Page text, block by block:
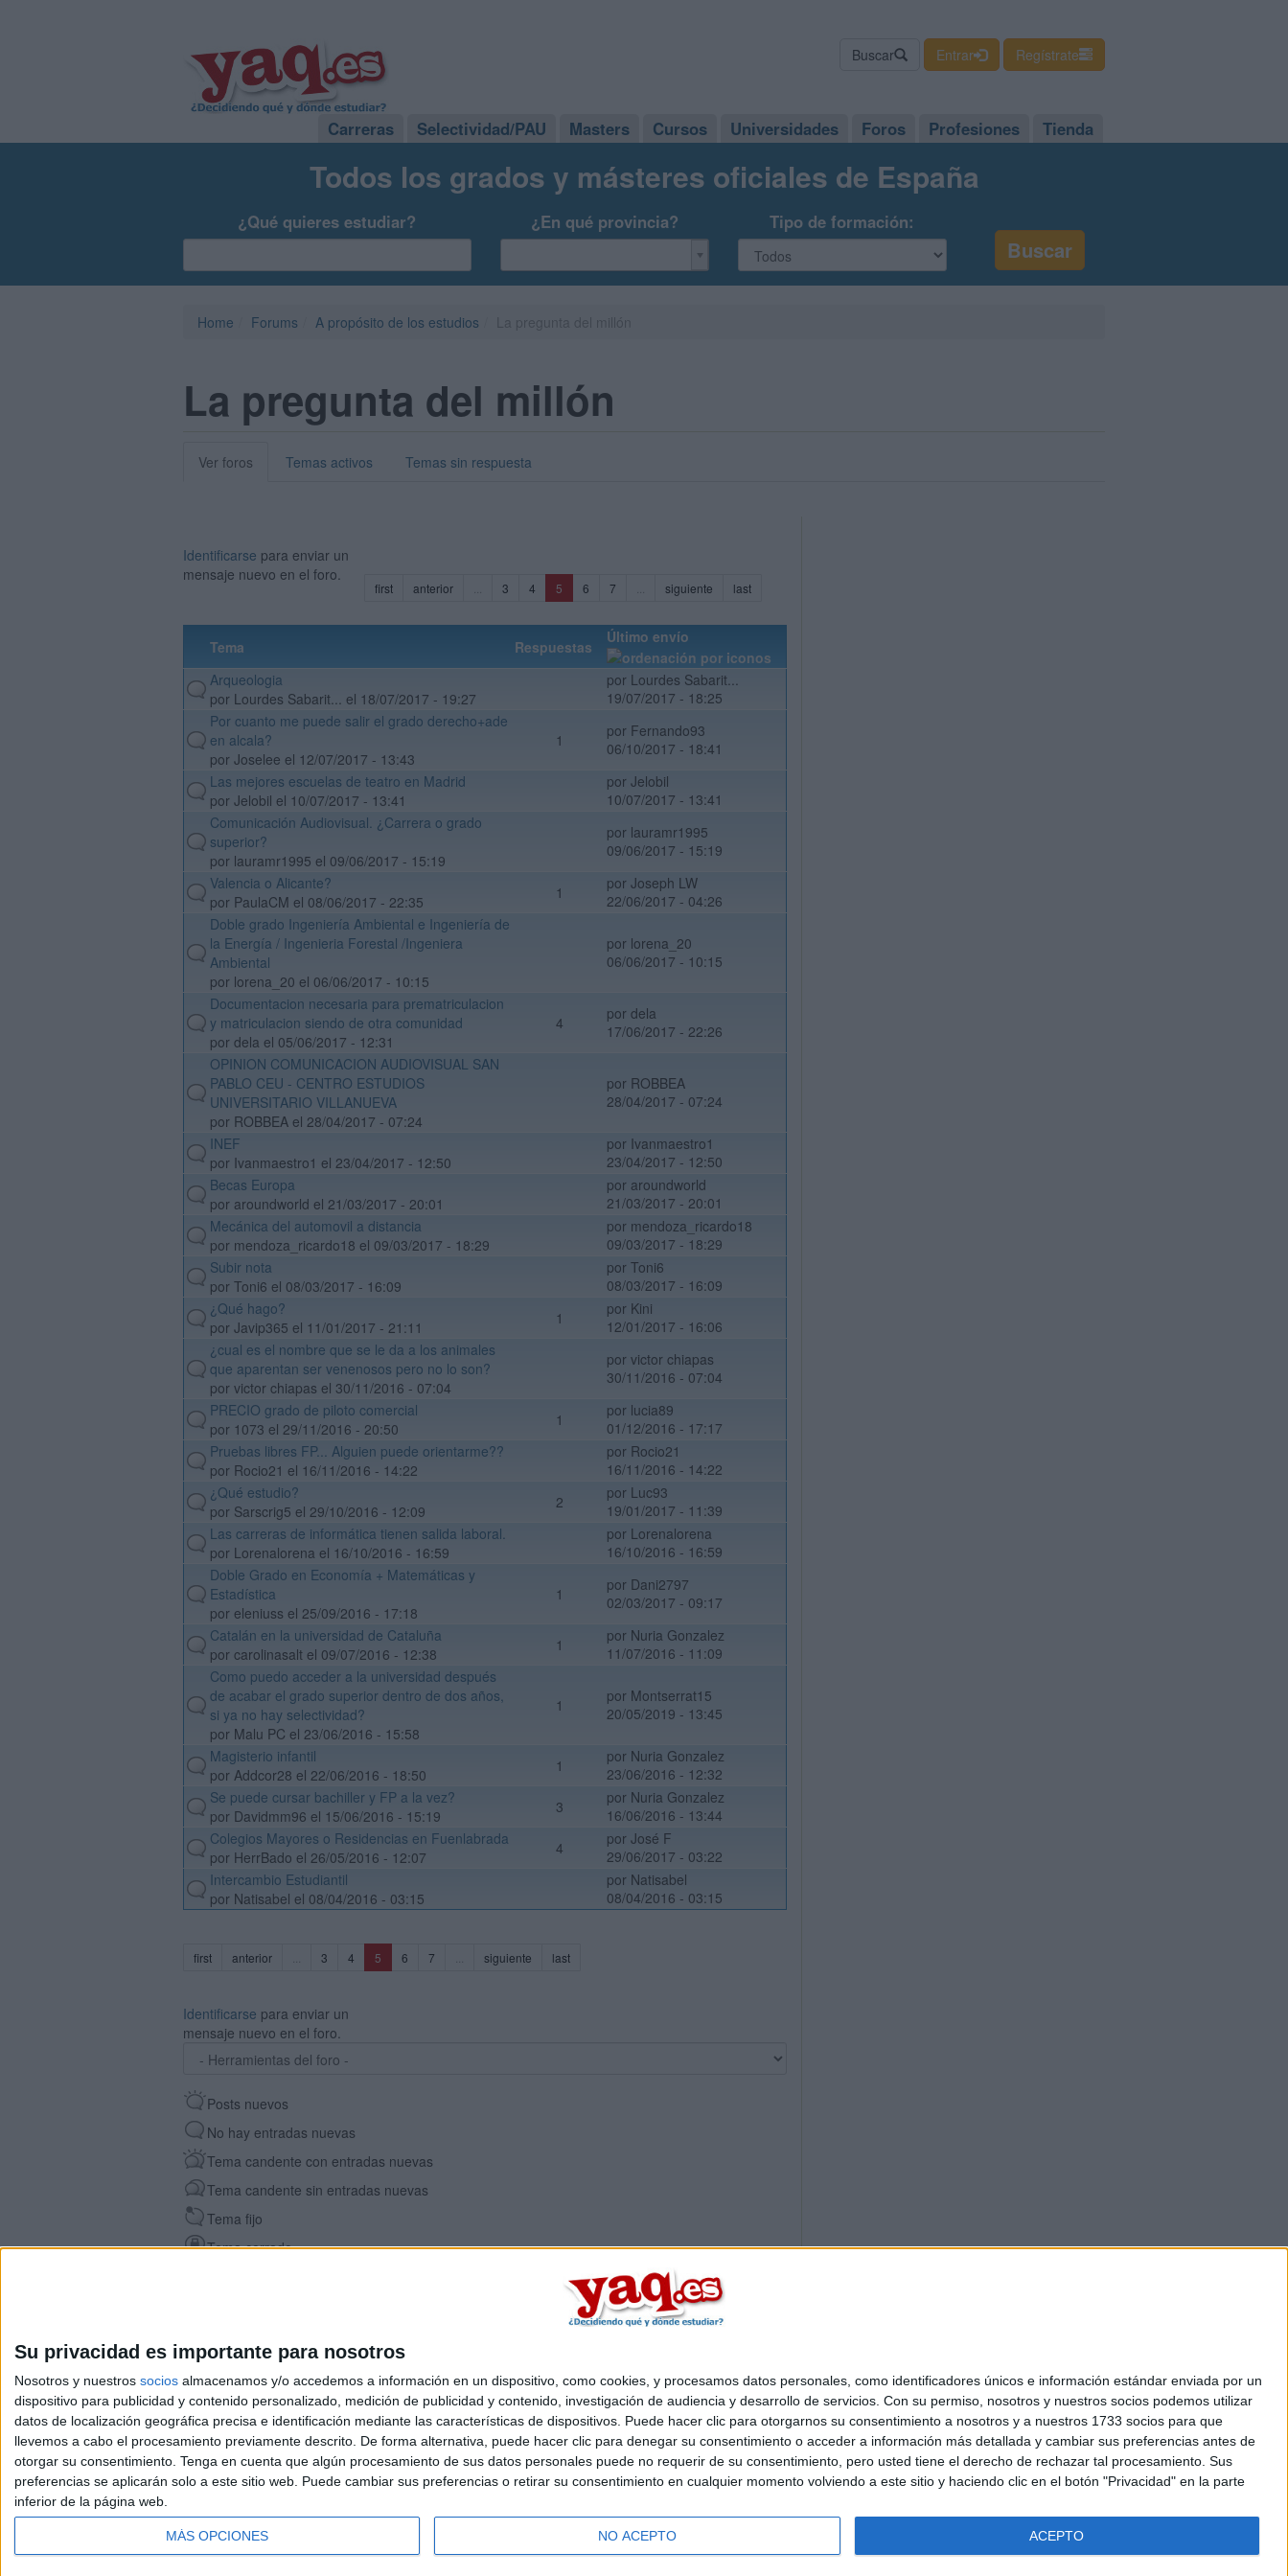
Su privacidad es importante para nosotros
Nosotros y nuestros socios almacenamos y/o accedemos a información en un dispositivo, como cookies, y procesamos datos personales, como identificadores únicos e información estándar enviada por un
dispositivo para publicidad y contenido personalizado, medición de publicidad y contenido, investigación de audiencia y desarrollo de servicios. Con su permiso, nosotros y nuestros socios podemos utilizar
datos de localización geográfica precisa e identificación mediante las características de dispositivos. Puede hacer clic para otorgarnos su consentimiento a nosotros y a nuestros 1733 socios para que
llevemos a cabo el procesamiento previamente descrito. De forma alternativa, puede hacer clic para denegar su consentimiento o acceder a información más detallada y cambiar sus preferencias antes de
otorgar su consentimiento. Tenga en cuenta que algún procesamiento de sus datos personales puede no requerir de su consentimiento, pero usted tiene el derecho de rechazar tal procesamiento. Sus
preferencias se aplicarán solo a este sitio web. Puede cambiar sus preferencias o retirar su consentimiento en cualquier momento volviendo a este sitio y haciendo clic en el botón "Privacidad" en la parte
inferior de la página web.
MÁS OPCIONES NO ACEPTO ACEPTO
Buscar Entrar Regístrate
Carreras Selectividad/PAU Masters Cursos Universidades Foros Profesiones Tienda
Todos los grados y másteres oficiales de España
¿Qué quieres estudiar? ¿En qué provincia? Tipo de formación:
Home Forums A propósito de los estudios
La pregunta del millón
Ver foros Temas activos Temas sin respuesta
Identificarse para enviar un
mensaje nuevo en el foro.
first anterior 3 4 5 (current)
6 7 siguiente last
Tema Respuestas
Último envío
default
Arqueologia
por Lourdes Sabarit... el 18/07/2017 - 19:27
por Lourdes Sabarit...
19/07/2017 - 18:25
default
Por cuanto me puede salir el grado derecho+ade
en alcala?
por Joselee el 12/07/2017 - 13:43
1
por Fernando93
06/10/2017 - 18:41
default
Las mejores escuelas de teatro en Madrid
por Jelobil el 10/07/2017 - 13:41
por Jelobil
10/07/2017 - 13:41
default
Comunicación Audiovisual. ¿Carrera o grado
superior?
por lauramr1995 el 09/06/2017 - 15:19
por lauramr1995
09/06/2017 - 15:19
default
Valencia o Alicante?
por PaulaCM el 08/06/2017 - 22:35
1
por Joseph LW
22/06/2017 - 04:26
default
Doble grado Ingeniería Ambiental e Ingeniería de
la Energía / Ingenieria Forestal /Ingeniera
Ambiental
por lorena_20 el 06/06/2017 - 10:15
por lorena_20
06/06/2017 - 10:15
default
Documentacion necesaria para prematriculacion
y matriculacion siendo de otra comunidad
por dela el 05/06/2017 - 12:31
4
por dela
17/06/2017 - 22:26
default
OPINION COMUNICACION AUDIOVISUAL SAN
PABLO CEU - CENTRO ESTUDIOS
UNIVERSITARIO VILLANUEVA
por ROBBEA el 28/04/2017 - 07:24
por ROBBEA
28/04/2017 - 07:24
default
INEF
por Ivanmaestro1 el 23/04/2017 - 12:50
por Ivanmaestro1
23/04/2017 - 12:50
default
Becas Europa
por aroundworld el 21/03/2017 - 20:01
por aroundworld
21/03/2017 - 20:01
default
Mecánica del automovil a distancia
por mendoza_ricardo18 el 09/03/2017 - 18:29
por mendoza_ricardo18
09/03/2017 - 18:29
default
Subir nota
por Toni6 el 08/03/2017 - 16:09
por Toni6
08/03/2017 - 16:09
default
¿Qué hago?
por Javip365 el 11/01/2017 - 21:11
1
por Kini
12/01/2017 - 16:06
default
¿cual es el nombre que se le da a los animales
que aparentan ser venenosos pero no lo son?
por victor chiapas el 30/11/2016 - 07:04
por victor chiapas
30/11/2016 - 07:04
default
PRECIO grado de piloto comercial
por 1073 el 29/11/2016 - 20:50
1
por lucia89
01/12/2016 - 17:17
default
Pruebas libres FP... Alguien puede orientarme??
por Rocio21 el 16/11/2016 - 14:22
por Rocio21
16/11/2016 - 14:22
default
¿Qué estudio?
por Sarscrig5 el 29/10/2016 - 12:09
2
por Luc93
19/01/2017 - 11:39
default
Las carreras de informática tienen salida laboral.
por Lorenalorena el 16/10/2016 - 16:59
por Lorenalorena
16/10/2016 - 16:59
default
Doble Grado en Economía + Matemáticas y
Estadística
por eleniuss el 25/09/2016 - 17:18
1
por Dani2797
02/03/2017 - 09:17
default
Catalán en la universidad de Cataluña
por carolinasalt el 09/07/2016 - 12:38
1
por Nuria Gonzalez
11/07/2016 - 11:09
default
Como puedo acceder a la universidad después
de acabar el grado superior dentro de dos años,
si ya no hay selectividad?
por Malu PC el 23/06/2016 - 15:58
1
por Montserrat15
20/05/2019 - 13:45
default
Magisterio infantil
por Addcor28 el 22/06/2016 - 18:50
1
por Nuria Gonzalez
23/06/2016 - 12:32
default
Se puede cursar bachiller y FP a la vez?
por Davidmm96 el 15/06/2016 - 15:19
3
por Nuria Gonzalez
16/06/2016 - 13:44
default
Colegios Mayores o Residencias en Fuenlabrada
por HerrBado el 26/05/2016 - 12:07
4
por José F
29/06/2017 - 03:22
default
Intercambio Estudiantil
por Natisabel el 08/04/2016 - 03:15
por Natisabel
08/04/2016 - 03:15
first anterior 3 4 5 (current)
6 7 siguiente last
Identificarse para enviar un
mensaje nuevo en el foro.
Posts nuevos
No hay entradas nuevas
Tema candente con entradas nuevas
Tema candente sin entradas nuevas
Tema fijo
Tema cerrado
Quiénes somos|Contactar|Anúnciate
Aviso legal|Politica de privacidad|Condiciones generales|Política de cookies
© 2003-2026Compás Mediterráneo S.L.- Diego de León 47 - 28006 Madrid [ESPAÑA] - Tel. +34 91 593 2767